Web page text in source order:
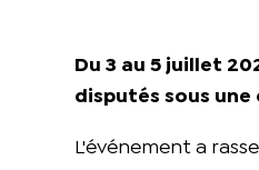
Du 3 au 5 juillet
disputés sous une
L'événement a